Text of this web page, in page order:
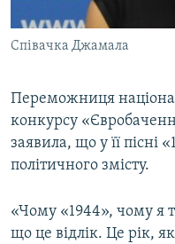
ПОДКАСТИ
РУС
УКР
КТАТ
ДОЛУЧАЙСЯ!
Співачка Джамала
Переможниця
конкурсу
заявила, що у її пісні
політичного змісту.
«Чому «1944», чому я
що це відлік. Це рік,